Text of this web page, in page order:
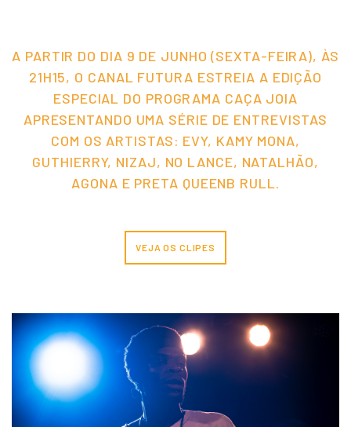
A PARTIR DO DIA 9 DE JUNHO (SEXTA-FEIRA), ÀS
21H15, O CANAL FUTURA ESTREIA A EDIÇÃO
ESPECIAL DO PROGRAMA CAÇA JOIA
APRESENTANDO UMA SÉRIE DE ENTREVISTAS
COM OS ARTISTAS: EVY, KAMY MONA,
GUTHIERRY, NIZAJ, NO LANCE, NATALHÃO,
AGONA E PRETA QUEENB RULL.
VEJA OS CLIPES